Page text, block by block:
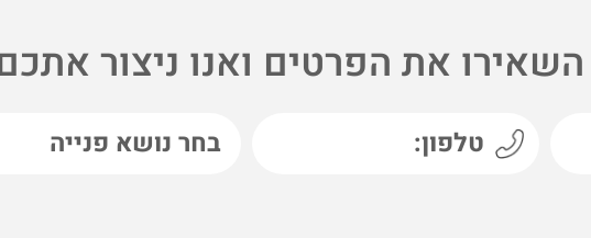
השאירו את הפרטים ואנו ניצור